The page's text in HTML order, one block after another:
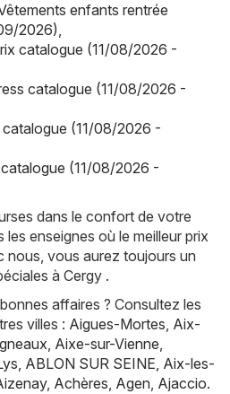
enfants rentrée
2026),
catalogue (11/08/2026 -
catalogue (11/08/2026 -
(11/08/2026 -
(11/08/2026 -
dans le confort de votre
enseignes où le meilleur prix
nous, vous aurez toujours un
à Cergy .
affaires ? Consultez les
villes : Aigues-Mortes, Aix-
, Aixe-sur-Vienne,
, ABLON SUR SEINE, Aix-les-
, Achères, Agen, Ajaccio.